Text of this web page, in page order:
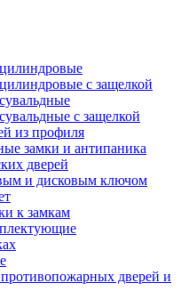
с защелкой
с защелкой
из профиля
замки и антипаника
дверей
и дисковым ключом
к замкам
дверей и